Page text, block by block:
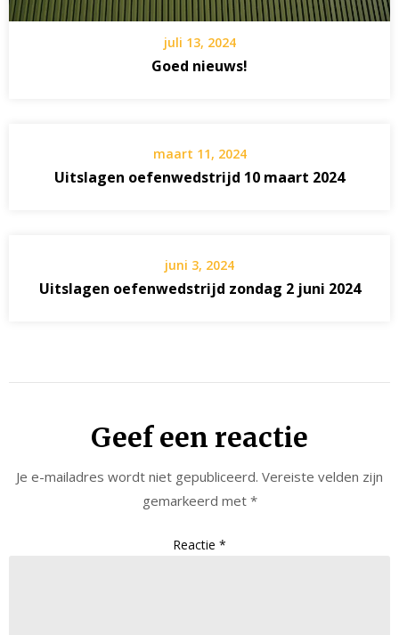
juli 13, 2024
Goed nieuws!
maart 11, 2024
Uitslagen oefenwedstrijd 10 maart 2024
juni 3, 2024
Uitslagen oefenwedstrijd zondag 2 juni 2024
Geef een reactie
Je e-mailadres wordt niet gepubliceerd. Vereiste velden zijn
gemarkeerd met *
Reactie *